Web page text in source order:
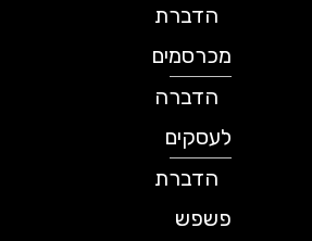
הדברת
מכרסמים
הדברה
לעסקים
הדברת
פשפש